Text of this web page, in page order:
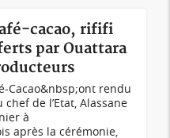
cacao, rififi
par Ouattara
Cacao&nbsp;ont rendu
de l’Etat, Alassane
à
après la cérémonie,